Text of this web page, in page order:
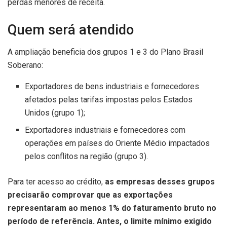
perdas menores de receita.
Quem será atendido
A ampliação beneficia dos grupos 1 e 3 do Plano Brasil
Soberano:
Exportadores de bens industriais e fornecedores
afetados pelas tarifas impostas pelos Estados
Unidos (grupo 1);
Exportadores industriais e fornecedores com
operações em países do Oriente Médio impactados
pelos conflitos na região (grupo 3).
Para ter acesso ao crédito, as empresas desses grupos
precisarão comprovar que as exportações
representaram ao menos 1% do faturamento bruto no
período de referência. Antes, o limite mínimo exigido